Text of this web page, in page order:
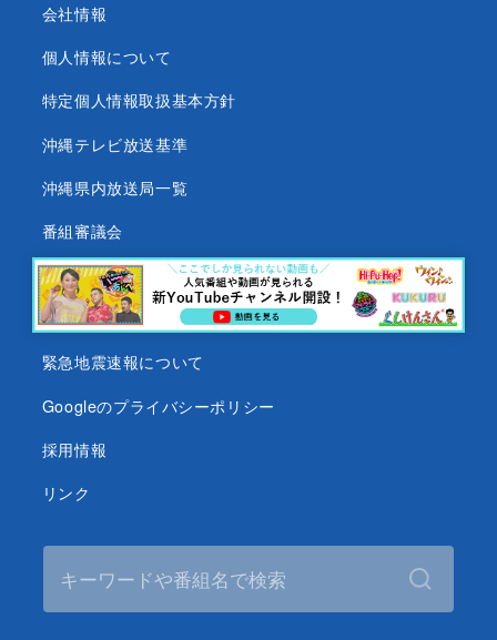
会社情報
個人情報について
特定個人情報取扱基本方針
沖縄テレビ放送基準
沖縄県内放送局一覧
番組審議会
沖縄テレビ名義の後援依頼について
テレビ視聴データについて
緊急地震速報について
Googleのプライバシーポリシー
採用情報
リンク